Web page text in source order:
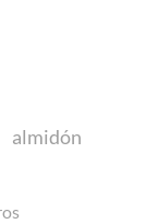
almidón